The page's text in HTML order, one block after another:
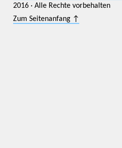
2016 · Alle Rechte vorbehalten
Zum Seitenanfang ↑